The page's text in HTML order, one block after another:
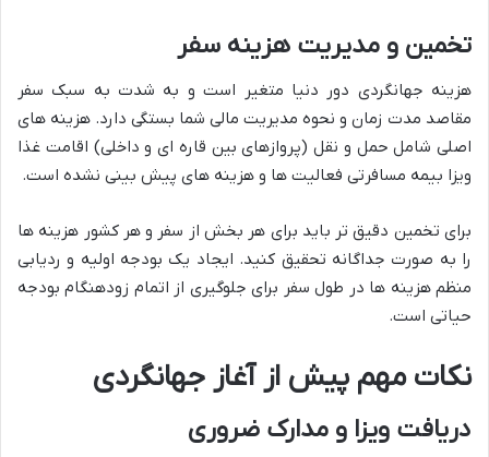
تخمین و مدیریت هزینه سفر
هزینه جهانگردی دور دنیا متغیر است و به شدت به سبک سفر
مقاصد مدت زمان و نحوه مدیریت مالی شما بستگی دارد. هزینه های
اصلی شامل حمل و نقل (پروازهای بین قاره ای و داخلی) اقامت غذا
ویزا بیمه مسافرتی فعالیت ها و هزینه های پیش بینی نشده است.
برای تخمین دقیق تر باید برای هر بخش از سفر و هر کشور هزینه ها
را به صورت جداگانه تحقیق کنید. ایجاد یک بودجه اولیه و ردیابی
منظم هزینه ها در طول سفر برای جلوگیری از اتمام زودهنگام بودجه
حیاتی است.
نکات مهم پیش از آغاز جهانگردی
دریافت ویزا و مدارک ضروری